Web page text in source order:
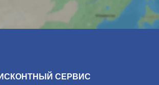
СЕРВИС